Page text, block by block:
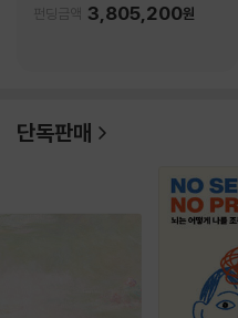
펀딩금액 3,805,200원
단독판매